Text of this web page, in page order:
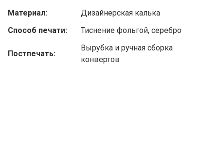
Материал:
Дизайнерская калька
Способ печати:
Тиснение фольгой, серебро
Постпечать:
Вырубка и ручная сборка
конвертов